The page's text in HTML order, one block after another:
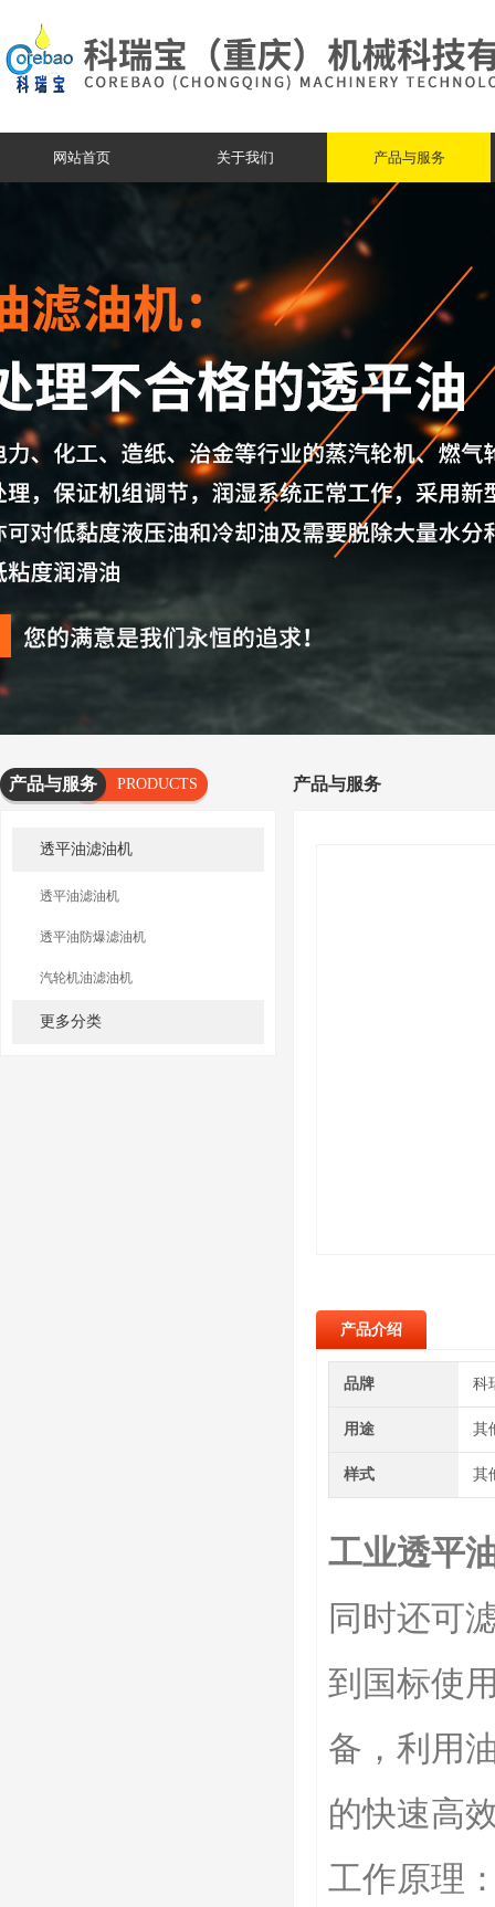
网站首页 关于我们 产品与服务
产品与服务
PRODUCTS
SERVICES
透平油滤油机
透平油滤油机
透平油防爆滤油机
汽轮机油滤油机
更多分类
产品与服务
产品介绍
品牌 科
用途 其
样式 其
工业透平
同时还可
到国标使
备，利用
的快速高
工作原理